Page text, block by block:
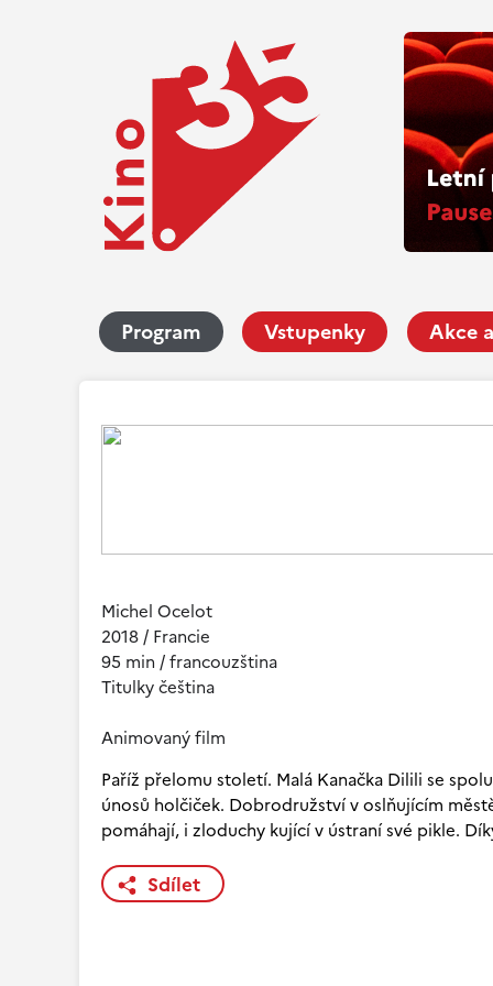
Program Vstupenky Akce
Michel Ocelot
2018 / Francie
95 min / francouzština
Titulky čeština
Animovaný film
Paříž přelomu století. Malá Kanačka Dilili se
únosů holčiček. Dobrodružství v oslňujícím
pomáhají, i zloduchy kující v ústraní své pikle.
Sdílet